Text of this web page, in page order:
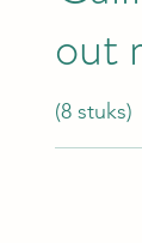
out
(8 stuks)